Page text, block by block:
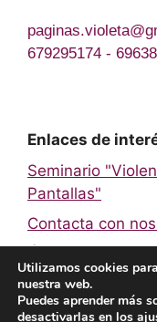
679295174 -
Enlaces de
Seminario
Pantallas"
Contacta con
Utilizamos cookies
nuestra web.
Puedes aprender más
desactivarlas en los